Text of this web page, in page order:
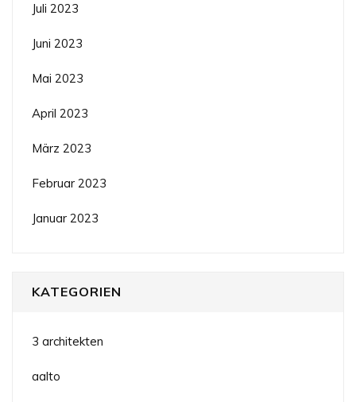
Juli 2023
Juni 2023
Mai 2023
April 2023
März 2023
Februar 2023
Januar 2023
KATEGORIEN
3 architekten
aalto